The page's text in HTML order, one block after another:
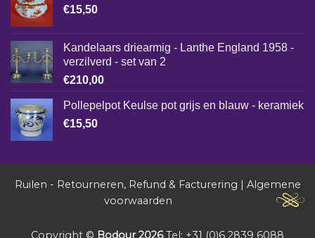
€15,50
Kandelaars driearmig - Lanthe England 1958 -
verzilverd - set van 2
€210,00
Pollepelpot Keulse pot grijs en blauw - keramiek
€15,50
Ruilen - Retourneren, Refund & Facturering | Algemene
voorwaarden
Copyright © Bodour 2026Tel: +31 (0)6 2839 6088